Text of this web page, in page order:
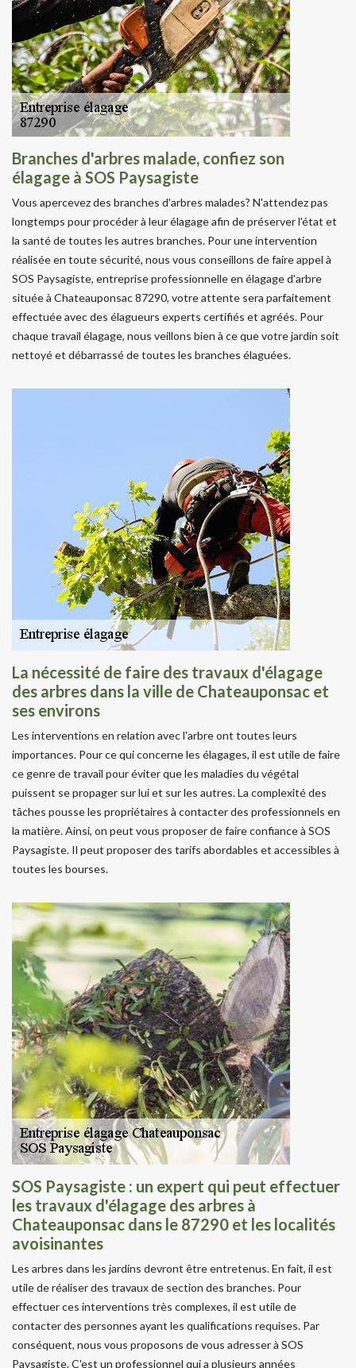
Branches d'arbres malade, confiez son
élagage à SOS Paysagiste
Vous apercevez des branches d'arbres malades? N'attendez pas
longtemps pour procéder à leur élagage afin de préserver l'état et
la santé de toutes les autres branches. Pour une intervention
réalisée en toute sécurité, nous vous conseillons de faire appel à
SOS Paysagiste, entreprise professionnelle en élagage d'arbre
située à Chateauponsac 87290, votre attente sera parfaitement
effectuée avec des élagueurs experts certifiés et agréés. Pour
chaque travail élagage, nous veillons bien à ce que votre jardin soit
nettoyé et débarrassé de toutes les branches élaguées.
La nécessité de faire des travaux d'élagage
des arbres dans la ville de Chateauponsac et
ses environs
Les interventions en relation avec l'arbre ont toutes leurs
importances. Pour ce qui concerne les élagages, il est utile de faire
ce genre de travail pour éviter que les maladies du végétal
puissent se propager sur lui et sur les autres. La complexité des
tâches pousse les propriétaires à contacter des professionnels en
la matière. Ainsi, on peut vous proposer de faire confiance à SOS
Paysagiste. Il peut proposer des tarifs abordables et accessibles à
toutes les bourses.
SOS Paysagiste : un expert qui peut effectuer
les travaux d'élagage des arbres à
Chateauponsac dans le 87290 et les localités
avoisinantes
Les arbres dans les jardins devront être entretenus. En fait, il est
utile de réaliser des travaux de section des branches. Pour
effectuer ces interventions très complexes, il est utile de
contacter des personnes ayant les qualifications requises. Par
conséquent, nous vous proposons de vous adresser à SOS
Paysagiste. C'est un professionnel qui a plusieurs années